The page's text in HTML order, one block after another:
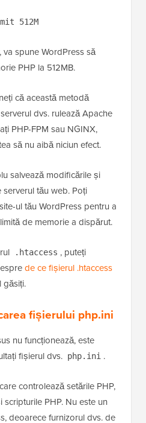
.
512M
PHP la 512MB.
că această metodă
dvs. rulează Apache
să nu aibă niciun efect.
salvează modificările și
tău web. Poți
de memorie a dispărut.
.htaccess
găsiți.
fișierului php.ini
fișierul dvs. php.ini .
controlează setările PHP,